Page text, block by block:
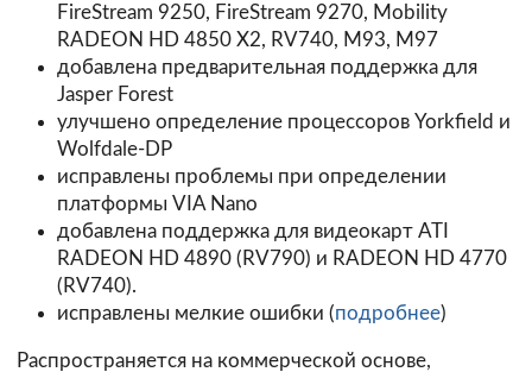
FireStream 9250, FireStream 9270, Mobility
RADEON HD 4850 X2, RV740, M93, M97
добавлена предварительная поддержка для
Jasper Forest
улучшено определение процессоров Yorkfield и
Wolfdale-DP
исправлены проблемы при определении
платформы VIA Nano
добавлена поддержка для видеокарт ATI
RADEON HD 4890 (RV790) и RADEON HD 4770
(RV740).
исправлены мелкие ошибки (подробнее)
Распространяется на коммерческой основе,